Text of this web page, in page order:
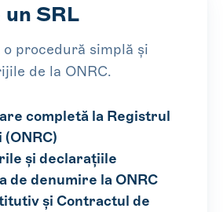
SRL
procedură simplă și
de la ONRC.
completă la Registrul
și declarațiile
de denumire la ONRC
și Contractul de